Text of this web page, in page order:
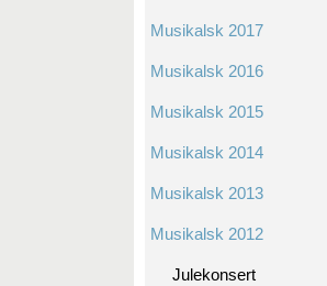
Musikalsk 2017
Musikalsk 2016
Musikalsk 2015
Musikalsk 2014
Musikalsk 2013
Musikalsk 2012
Julekonsert